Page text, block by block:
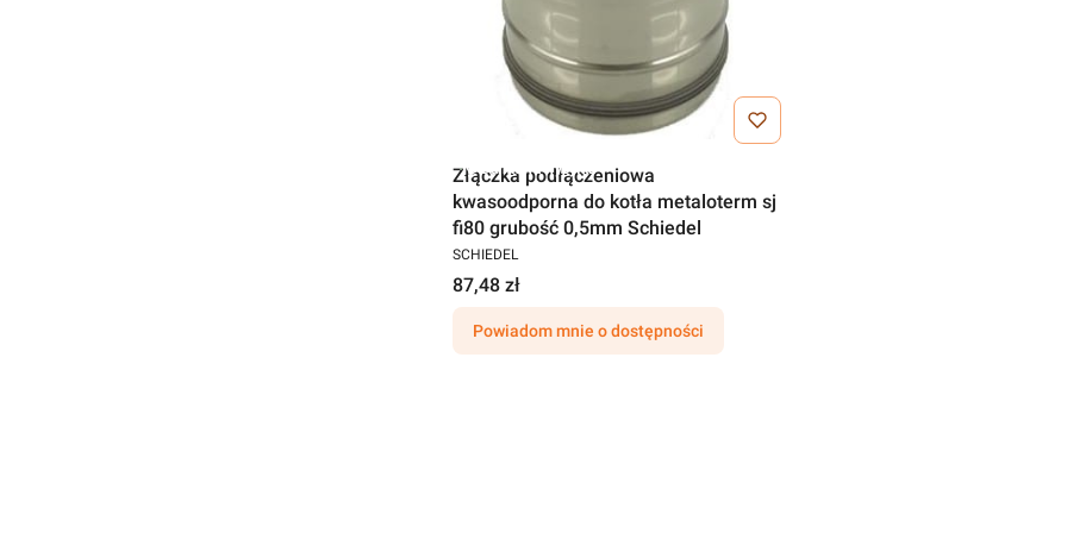
Darmowa wysyłka
Złączka podłączeniowa
kwasoodporna do kotła metaloterm sj
fi80 grubość 0,5mm Schiedel
SCHIEDEL
87,48 zł
Powiadom mnie o dostępności